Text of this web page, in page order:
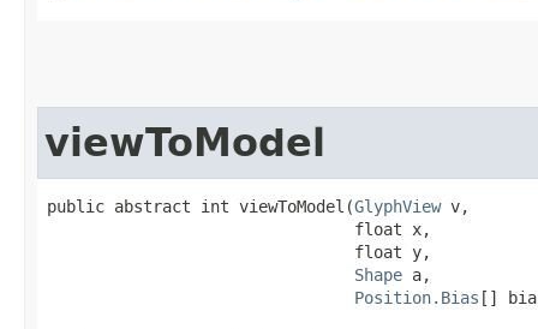
viewToModel
public abstract int viewToModel​(GlyphView v,
                                float x,
                                float y,
Shape a,
Position.Bias []